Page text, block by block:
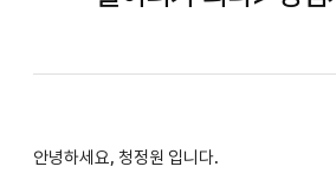
안녕하세요, 청정원 입니다.